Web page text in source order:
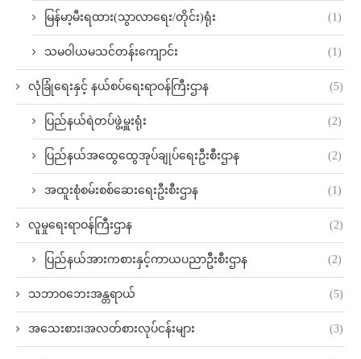
မြန်မာ့မီးရထား(သွာလာရေး/တိုင်း)ရုံး (1)
သမဝါယမသင်တန်းကျောင်း (1)
လုံခြုံရေးနှင့် နယ်စပ်ရေးရာဝန်ကြီးဌာန (5)
ပြည်နယ်ရဲတပ်ဖွဲ့မှူးရုံး (2)
ပြည်နယ်အထွေထွေအုပ်ချုပ်ရေးဦးစီးဌာန (2)
အထူးစုံစမ်းစစ်ဆေးရေးဦးစီးဌာန (1)
လူမှုရေးရာဝန်ကြီးဌာန (2)
ပြည်နယ်အားကစားနှင့်ကာယပညာဦးစီးဌာန (2)
သဘာဝဘေးအန္တရာယ် (5)
အသေးစား၊အလတ်စားလုပ်ငန်းများ (3)